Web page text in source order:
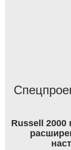
Russell 2000